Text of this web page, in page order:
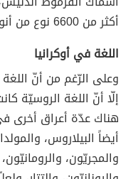
أكثر من 6600 نوع من أنواع الفطريّات.
اللغة في أوكرانيا
وعلى الرّغم من أنّ اللغة
إلّا أنّ اللغة الروسيّة
هناك عدّة أعراق أخرى
أيضاً البيلاروس،
والمجريّون،